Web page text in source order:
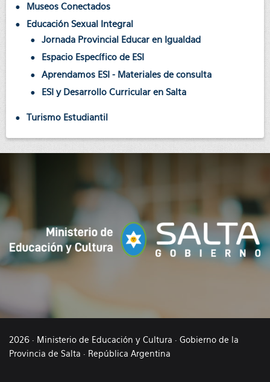
Museos Conectados
Educación Sexual Integral
Jornada Provincial Educar en Igualdad
Espacio Específico de ESI
Aprendamos ESI - Materiales de consulta
ESI y Desarrollo Curricular en Salta
Turismo Estudiantil
2026 · Ministerio de Educación y Cultura · Gobierno de la
Provincia de Salta · República Argentina